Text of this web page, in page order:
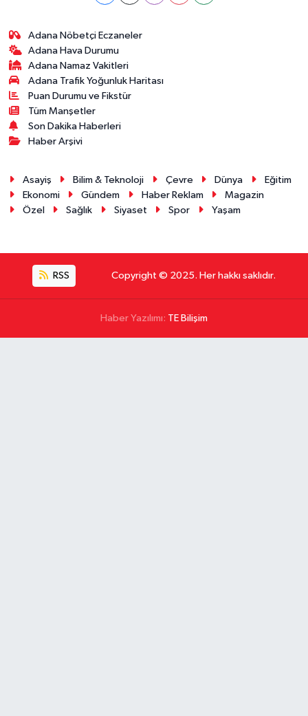
Adana Nöbetçi Eczaneler
Adana Hava Durumu
Adana Namaz Vakitleri
Adana Trafik Yoğunluk Haritası
Puan Durumu ve Fikstür
Tüm Manşetler
Son Dakika Haberleri
Haber Arşivi
Asayiş Bilim & Teknoloji Çevre Dünya
Eğitim
Ekonomi
Gündem Haber Reklam
Magazin
Özel
Sağlık Siyaset Spor Yaşam
RSS Copyright © 2025. Her hakkı saklıdır.
Haber Yazılımı: TE Bilişim